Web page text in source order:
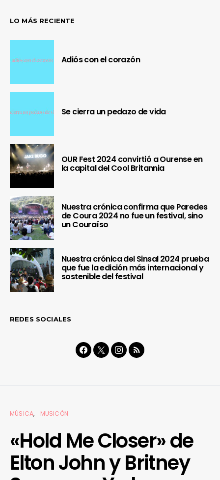
LO MÁS RECIENTE
Adiós con el corazón
Se cierra un pedazo de vida
OUR Fest 2024 convirtió a Ourense en
la capital del Cool Britannia
Nuestra crónica confirma que Paredes
de Coura 2024 no fue un festival, sino
un Couraíso
Nuestra crónica del Sinsal 2024 prueba
que fue la edición más internacional y
sostenible del festival
REDES SOCIALES
MÚSICA MUSICÓN
«Hold Me Closer» de
Elton John y Britney